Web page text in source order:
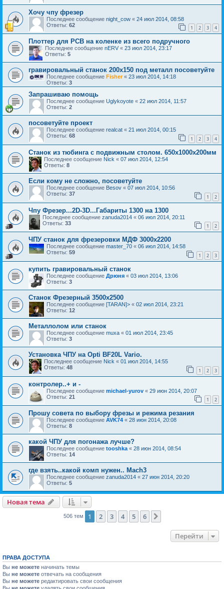
Хочу чпу фрезер
Последнее сообщение night_cow « 24 июл 2014, 08:58
Ответы: 62 1 2 3 4
Плоттер для PCB на коленке из всего подручного
Последнее сообщение nERV « 23 июл 2014, 23:17
Ответы: 5
гравировальный станок 200х150 под металл посоветуйте
Последнее сообщение Fisher« 23 июл 2014, 14:18
Ответы: 3
Запрашиваю помощь
Последнее сообщение Uglykoyote « 22 июл 2014, 11:57
Ответы: 2
посоветуйте проект
Последнее сообщение realcat « 21 июл 2014, 00:15
Ответы: 68 1 2 3 4
Станок из тюбинга с подвижным столом. 650х1000х200мм
Последнее сообщение Nick « 07 июл 2014, 12:54
Ответы: 8
Если кому не сложно, посоветуйте
Последнее сообщение Besov « 07 июл 2014, 10:56
Ответы: 37 1 2
Чпу Фрезер...2D-3D...Габариты 1300 на 1300
Последнее сообщение zanuda2014 « 06 июл 2014, 20:11
Ответы: 33 1 2
ЧПУ станок для фрезеровки МДФ 3000x2200
Последнее сообщение master_70 « 06 июл 2014, 14:58
Ответы: 59 1 2 3
купить гравировальный станок
Последнее сообщение Дрюня « 03 июл 2014, 13:06
Ответы: 3
Станок Фрезерный 3500х2500
Последнее сообщение [TARAN]> « 02 июл 2014, 23:21
Ответы: 12
Металлолом или станок
Последнее сообщение muxa « 01 июл 2014, 23:45
Ответы: 3
Установка ЧПУ на Opti BF20L Vario.
Последнее сообщение Nick « 01 июл 2014, 14:55
Ответы: 48 1 2 3
контролер..+ и -
Последнее сообщение michael-yurov « 29 июн 2014, 20:07
Ответы: 21 1 2
Прошу совета по выбору фрезы и режима резания
Последнее сообщение AVK74 « 28 июн 2014, 20:08
Ответы: 8
какой ЧПУ для погонажа лучше?
Последнее сообщение tooshka « 28 июн 2014, 08:54
Ответы: 14
где взять..какой комп нужен.. Mach3
Последнее сообщение zanuda2014 « 27 июн 2014, 20:20
Ответы: 5
Новая тема
506 тем 1 2 3 4 5 6
Перейти
ПРАВА ДОСТУПА
Вы не можете начинать темы
Вы не можете отвечать на сообщения
Вы не можете редактировать свои сообщения